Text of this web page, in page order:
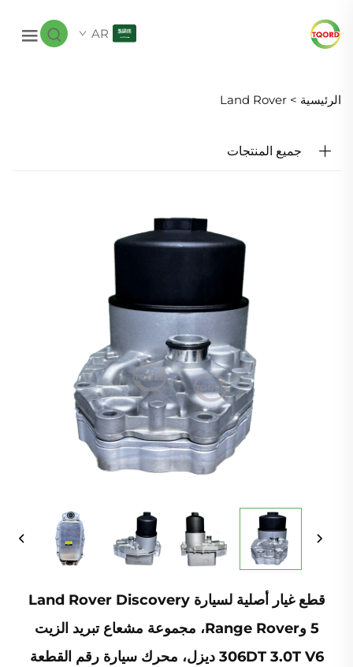
AR
الرئيسية > Land Rover
جميع المنتجات
قطع غيار أصلية لسيارة Land Rover Discovery
5 وRange Rover، مجموعة مشعاع تبريد الزيت
306DT 3.0T V6 ديزل، محرك سيارة رقم القطعة